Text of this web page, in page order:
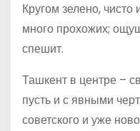
Кругом зелено, чисто
много прохожих;
спешит.
Ташкент в центре –
пусть и с явными
советского и уже